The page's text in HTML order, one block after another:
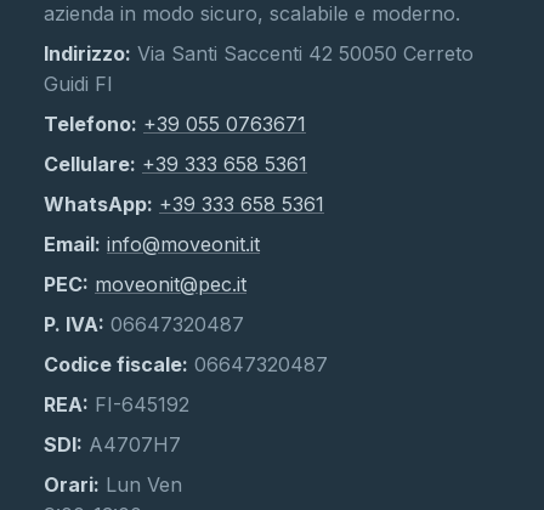
azienda in modo sicuro, scalabile e moderno.
Indirizzo: Via Santi Saccenti 42 50050 Cerreto
Guidi FI
Telefono: +39 055 0763671
Cellulare: +39 333 658 5361
WhatsApp: +39 333 658 5361
Email: info@moveonit.it
PEC: moveonit@pec.it
P. IVA: 06647320487
Codice fiscale: 06647320487
REA: FI-645192
SDI: A4707H7
Orari: Lun Ven